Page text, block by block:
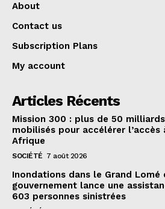
About
Contact us
Subscription Plans
My account
Articles Récents
Mission 300 : plus de 50
mobilisés pour accélérer l’accès
Afrique
SOCIÉTÉ 7 août 2026
Inondations dans le Grand
gouvernement lance une
603 personnes sinistrées